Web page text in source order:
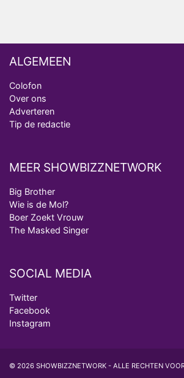
ALGEMEEN
Colofon
Over ons
Adverteren
Tip de redactie
MEER SHOWBIZZNETWORK
Big Brother
Wie is de Mol?
Boer Zoekt Vrouw
The Masked Singer
SOCIAL MEDIA
Twitter
Facebook
Instagram
© 2026 SHOWBIZZNETWORK - ALLE RECHTEN